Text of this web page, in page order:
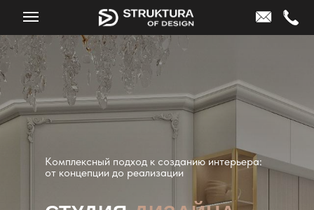
Комплексный подход к созданию интерьера:
от концепции до реализации